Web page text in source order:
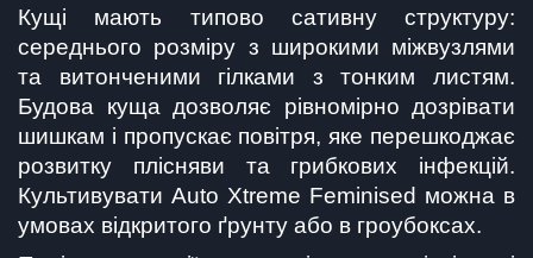
Кущі мають типово сативну структуру:
середнього розміру з широкими міжвузлями
та витонченими гілками з тонким листям.
Будова куща дозволяє рівномірно дозрівати
шишкам і пропускає повітря, яке перешкоджає
розвитку плісняви та грибкових інфекцій.
Культивувати Auto Xtreme Feminised можна в
умовах відкритого ґрунту або в гроубоксах.